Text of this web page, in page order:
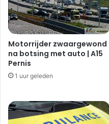
n
d
e
t
o
f
|
b
e
l
i
j
t
r
o
u
i
Motorrijder zwaargewond
na botsing met auto | A15
Pernis
1 uur geleden